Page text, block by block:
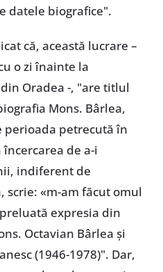
datele biografice".
că, această lucrare –
o zi înainte la
Oradea -, "are titlul
Mons. Bârlea,
perioada petrecută în
de a-i
indiferent de
«m-am făcut omul
expresia din
Octavian Bârlea și
(1946-1978)". Dar,